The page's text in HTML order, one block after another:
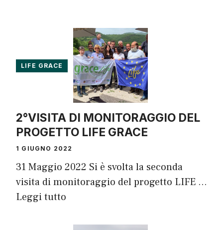
LIFE GRACE
2°VISITA DI MONITORAGGIO DEL
PROGETTO LIFE GRACE
1 GIUGNO 2022
31 Maggio 2022 Si è svolta la seconda
visita di monitoraggio del progetto LIFE …
Leggi tutto